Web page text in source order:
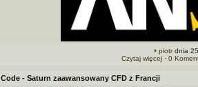
piotrdnia
Czytaj więcej· 0
Code - Saturn zaawansowany CFD z Francji